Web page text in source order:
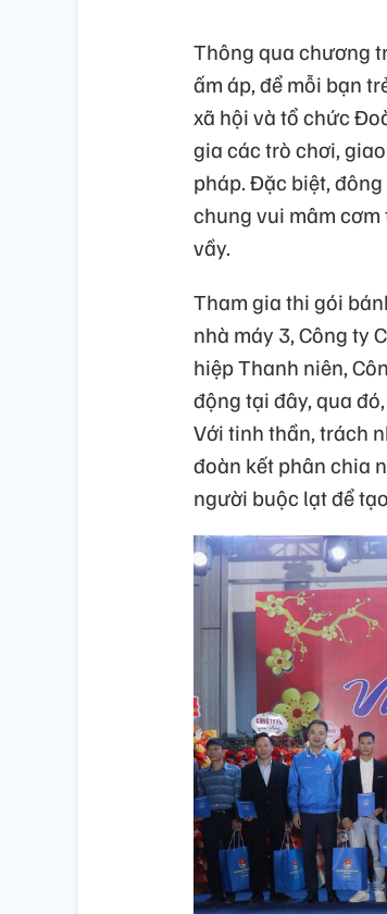
Thông qua chương
ấm áp, để mỗi bạn
xã hội và tổ chức
gia các trò chơi,
pháp. Đặc biệt,
chung vui mâm
vầy.
Tham gia thi gói
nhà máy 3, Công ty
hiệp Thanh niên,
động tại đây, qua
Với tinh thần, trách
đoàn kết phân chia
người buộc lạt để